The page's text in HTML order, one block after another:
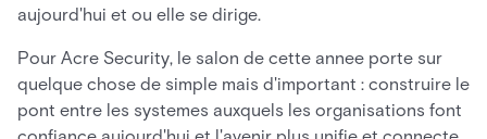
aujourd'hui et ou elle se dirige.
Pour Acre Security, le salon de cette annee porte sur
quelque chose de simple mais d'important : construire le
pont entre les systemes auxquels les organisations font